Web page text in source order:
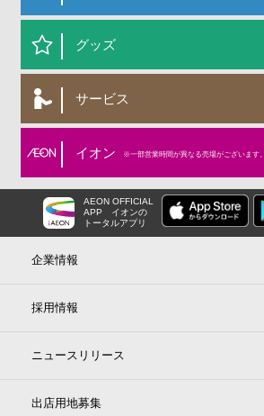
グッズ
サービス
イオン ※一部営業時間が異なる売場がございます。
AEON OFFICIAL
APP
イオンの
トータルアプリ
企業情報
採用情報
ニュースリリース
出店用地募集